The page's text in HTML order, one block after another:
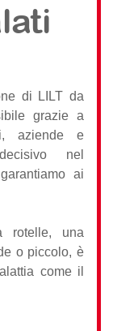
di LILT da
grazie a
aziende e
nel
ai
rotelle, una
o piccolo, è
come il